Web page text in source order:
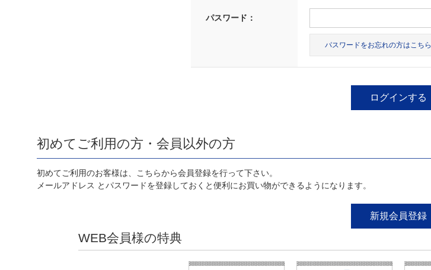
パスワード：
パスワードをお忘れの方はこちら
初めてご利用の方・会員以外の方
初めてご利用のお客様は、こちらから会員登録を行って下さい。
メールアドレス とパスワードを登録しておくと便利にお買い物ができるようになります。
WEB会員様の特典